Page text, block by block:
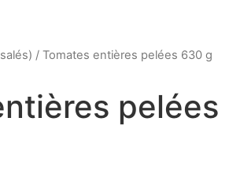
/ Tomates entières pelées 630 g
pelées